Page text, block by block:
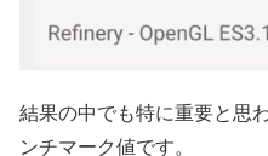
結果の中でも特に重要と思
ンチマーク値です。